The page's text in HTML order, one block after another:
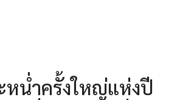
หน่ำครั้งใหญ่แห่งปี